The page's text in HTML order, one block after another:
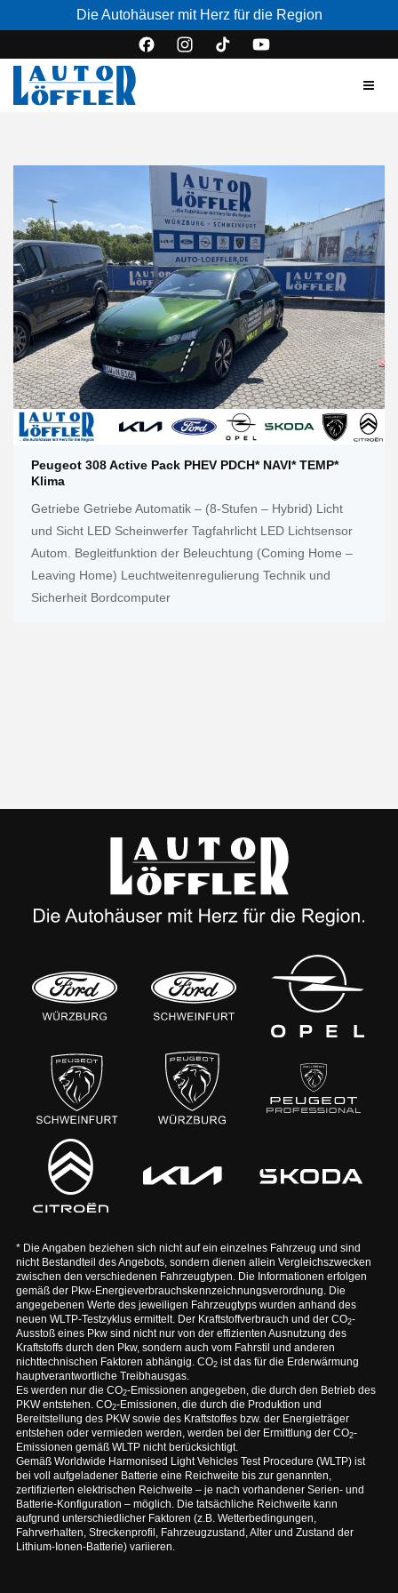
Die Autohäuser mit Herz für die Region
Peugeot 308 Active Pack PHEV PDCH* NAVI* TEMP*
Klima
Getriebe Getriebe Automatik – (8-Stufen – Hybrid) Licht
und Sicht LED Scheinwerfer Tagfahrlicht LED Lichtsensor
Autom. Begleitfunktion der Beleuchtung (Coming Home –
Leaving Home) Leuchtweitenregulierung Technik und
Sicherheit Bordcomputer
* Die Angaben beziehen sich nicht auf ein einzelnes Fahrzeug und sind
nicht Bestandteil des Angebots, sondern dienen allein Vergleichszwecken
zwischen den verschiedenen Fahrzeugtypen. Die Informationen erfolgen
gemäß der Pkw-Energieverbrauchskennzeichnungsverordnung. Die
angegebenen Werte des jeweiligen Fahrzeugtyps wurden anhand des
neuen WLTP-Testzyklus ermittelt. Der Kraftstoffverbrauch und der CO2-
Ausstoß eines Pkw sind nicht nur von der effizienten Ausnutzung des
Kraftstoffs durch den Pkw, sondern auch vom Fahrstil und anderen
nichttechnischen Faktoren abhängig. CO2ist das für die Erderwärmung
hauptverantwortliche Treibhausgas.
Es werden nur die CO2-Emissionen angegeben, die durch den Betrieb des
PKW entstehen. CO2-Emissionen, die durch die Produktion und
Bereitstellung des PKW sowie des Kraftstoffes bzw. der Energieträger
entstehen oder vermieden werden, werden bei der Ermittlung der CO2-
Emissionen gemäß WLTP nicht berücksichtigt.
Gemäß Worldwide Harmonised Light Vehicles Test Procedure (WLTP) ist
bei voll aufgeladener Batterie eine Reichweite bis zur genannten,
zertifizierten elektrischen Reichweite – je nach vorhandener Serien- und
Batterie-Konfiguration – möglich. Die tatsächliche Reichweite kann
aufgrund unterschiedlicher Faktoren (z.B. Wetterbedingungen,
Fahrverhalten, Streckenprofil, Fahrzeugzustand, Alter und Zustand der
Lithium-Ionen-Batterie) variieren.